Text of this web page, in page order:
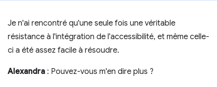
Je n'ai rencontré qu'une seule fois une véritable
résistance à l'intégration de l'accessibilité, et même celle-
ci a été assez facile à résoudre.
Alexandra : Pouvez-vous m'en dire plus ?